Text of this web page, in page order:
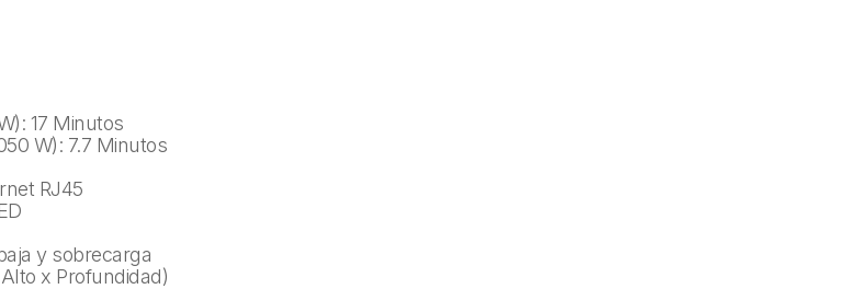
17 Minutos
W): 7.7 Minutos
RJ45
y sobrecarga
x Profundidad)